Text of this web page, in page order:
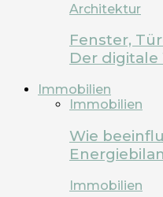
Architektur
Fenster,
Der digitale
Immobilien
Immobilien
Wie
Immobilien